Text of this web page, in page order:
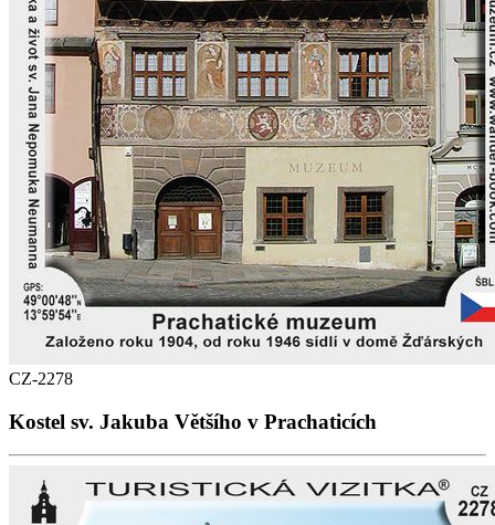
CZ-2278
Kostel sv. Jakuba Většího v Prachaticích